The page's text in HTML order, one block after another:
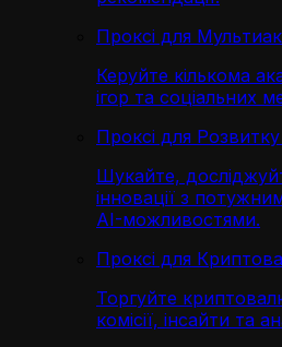
Проксі для
Керуйте кількома
ігор та соціальних
Проксі для
Шукайте,
інновації з
AI-можливостями.
Проксі для
Торгуйте
комісії, інсайти та